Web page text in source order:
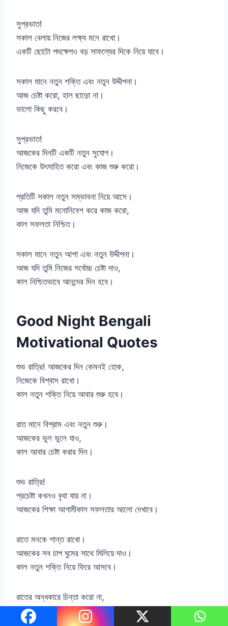
সুপ্রভাত!
সকাল বেলায় নিজের লক্ষ্য মনে রাখো।
একটি ছোটো পদক্ষেপও বড় সাফল্যের দিকে নিয়ে যাবে।
সকাল মানে নতুন শক্তি এবং নতুন উদ্দীপনা।
আজ চেষ্টা করো, হাল ছাড়ো না।
ভালো কিছু করবে।
সুপ্রভাত!
আজকের দিনটি একটি নতুন সুযোগ।
নিজেকে উৎসাহিত করো এবং কাজ শুরু করো।
প্রতিটি সকাল নতুন সম্ভাবনা নিয়ে আসে।
আজ যদি তুমি মনোনিবেশ করে কাজ করো,
কাল সফলতা নিশ্চিত।
সকাল মানে নতুন আশা এবং নতুন উদ্দীপনা।
আজ যদি তুমি নিজের সর্বোচ্চ চেষ্টা দাও,
কাল নিশ্চিতভাবে আনন্দের দিন হবে।
Good Night Bengali
Motivational Quotes
শুভ রাত্রি! আজকের দিন কেমনই হোক,
নিজেকে বিশ্বাস রাখো।
কাল নতুন শক্তি নিয়ে আবার শুরু হবে।
রাত মানে বিশ্রাম এবং নতুন শুরু।
আজকের ভুল ভুলে যাও,
কাল আবার চেষ্টা করার দিন।
শুভ রাত্রি!
প্রচেষ্টা কখনও বৃথা যায় না।
আজকের শিক্ষা আগামীকাল সফলতার আলো দেখাবে।
রাতে মনকে শান্ত রাখো।
আজকের সব চাপ ঘুমের সাথে মিলিয়ে দাও।
কাল নতুন শক্তি নিয়ে ফিরে আসবে।
রাতের অন্ধকারে চিন্তা করো না,
নিজেকে প্রশান্ত করো।